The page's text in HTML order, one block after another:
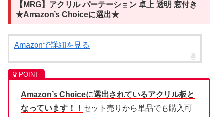
【MRG】アクリル パーテーション 卓上 透明 窓付き
★Amazon’s Choiceに選出★
Amazonで詳細を見る
Amazon’s Choiceに選出されているアクリル板と
なっています！！ セット売りから単品でも購入可